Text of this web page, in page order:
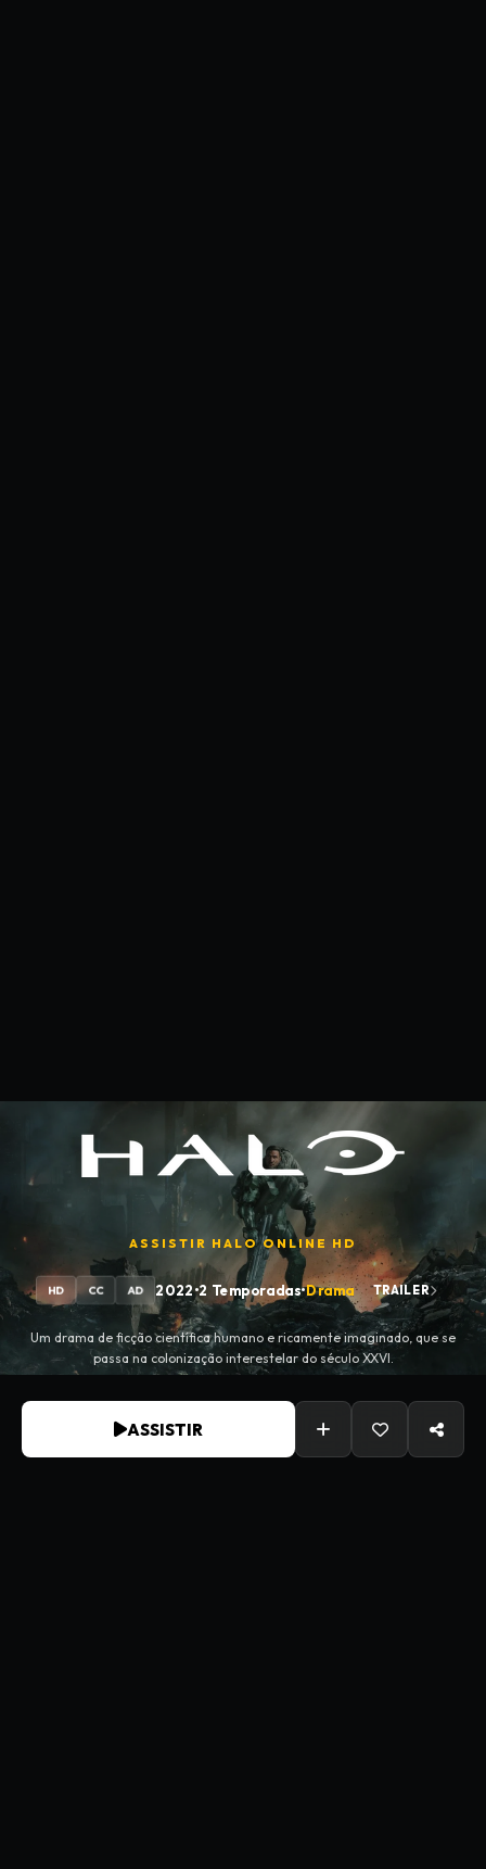
ASSISTIR HALOONLINE HD
HD CC AD 2022•2 Temporadas•Drama TRAILER
Um drama de ficção científica humano e ricamente imaginado, que se
passa na colonização interestelar do século XXVI.
ASSISTIR